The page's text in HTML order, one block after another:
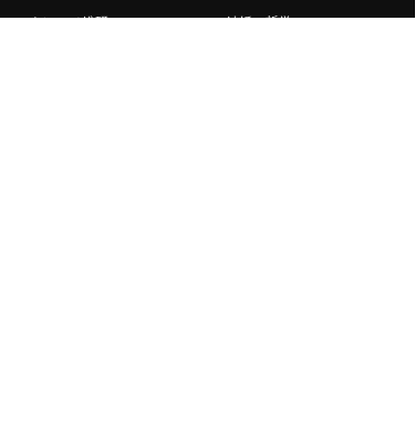
ナレソメ総研
結婚の哲学